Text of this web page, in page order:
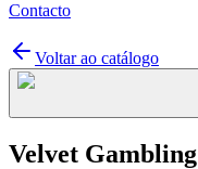
Contacto
Voltar ao catálogo
Velvet Gambling